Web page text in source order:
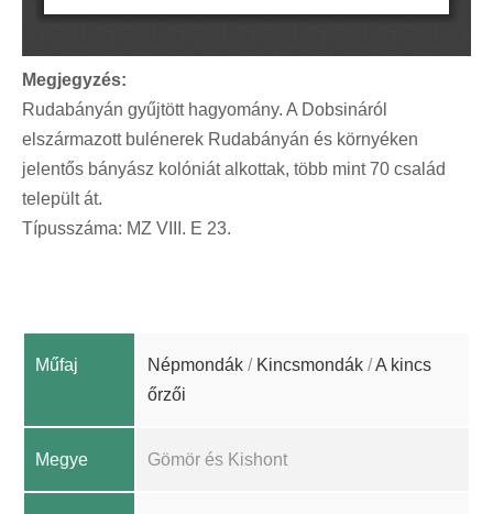
Megjegyzés:
Rudabányán gyűjtött hagyomány. A Dobsináról
elszármazott bulénerek Rudabányán és környéken
jelentős bányász kolóniát alkottak, több mint 70 család
települt át.
Típusszáma: MZ VIII. E 23.
Műfaj Népmondák / Kincsmondák /A kincs
őrzői
Megye Gömör és Kishont